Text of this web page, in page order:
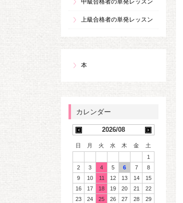
中級合格者の単発レッスン
上級合格者の単発レッスン
本
2026/08
日 月 火 水 木 金
土
1
2
3 4 5 6 7
8
9
10 11 12 13 14
15
16
17 18 19 20 21
22
23
24 25 26 27 28
29